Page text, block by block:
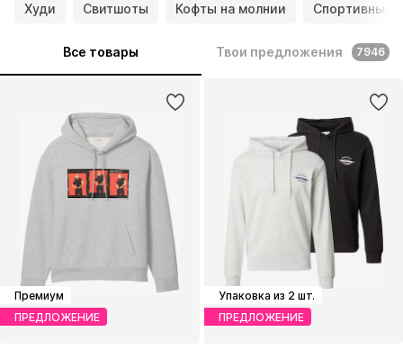
Худи
Свитшоты Кофты на молнии Спортивные
Все товары Твои предложения 7946
Премиум
ПРЕДЛОЖЕНИЕ
Упаковка из 2 шт.
ПРЕДЛОЖЕНИЕ